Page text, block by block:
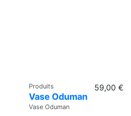
Produits
Vase Oduman
Vase Oduman
59,00 €